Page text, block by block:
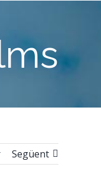
Següent